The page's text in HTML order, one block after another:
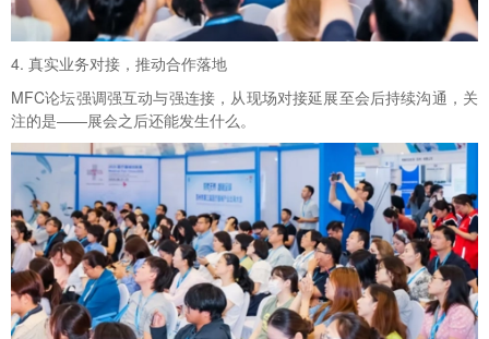
4. 真实业务对接，推动合作落地
MFC论坛强调强互动与强连接，从现场对接延展至会后持续沟通，关
注的是——展会之后还能发生什么。